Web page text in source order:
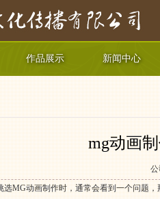
作品展示 新闻中心
mg动画
公
MG动画制作时，通常会看到一个问题